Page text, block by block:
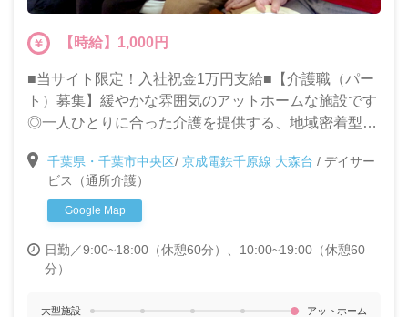
【時給】1,000円
■当サイト限定！入社祝金1万円支給■【介護職（パー
ト）募集】緩やかな雰囲気のアットホームな施設です
◎一人ひとりに合った介護を提供する、地域密着型デ
方も大募集!!
千葉県・千葉市中央区/ 京成電鉄千原線 大森台 / デイサー
ビス（通所介護）
Google Map
日勤／9:00~18:00（休憩60分）、10:00~19:00（休憩60
分）
大型施設
アットホーム